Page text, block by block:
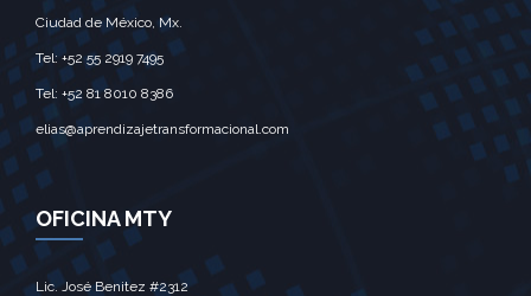
Ciudad de México, Mx.‎
Tel: +52 55 2919 7495‎
Tel: +52 81 8010 8386
elias@aprendizajetransformacional.com
OFICINA MTY
Lic. José Benitez #2312